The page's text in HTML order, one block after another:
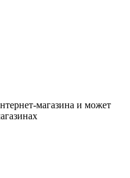
магазина и может